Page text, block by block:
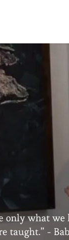
only what
taught.” -